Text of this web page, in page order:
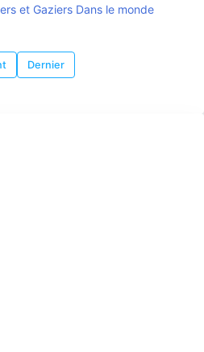
et Gaziers Dans le monde
Dernier